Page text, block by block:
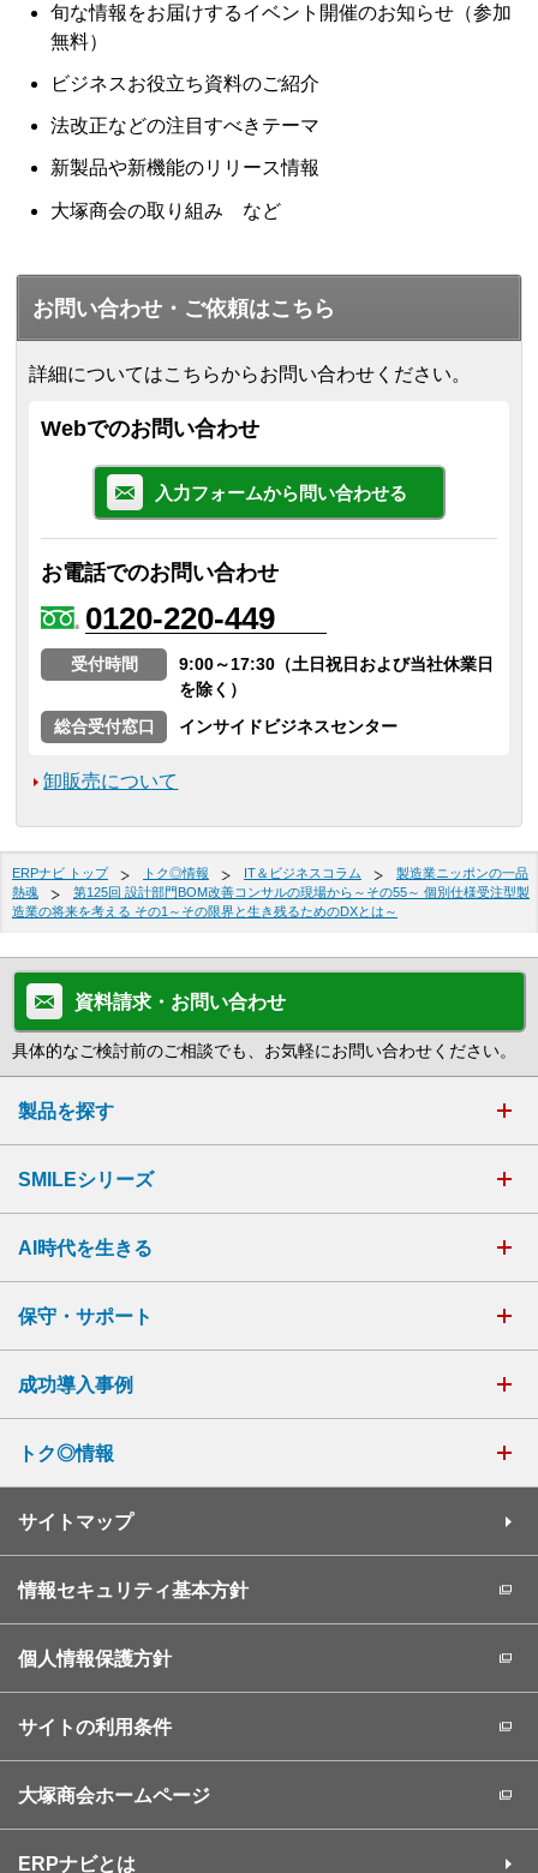
旬な情報をお届けするイベント開催のお知らせ（参加
無料）
ビジネスお役立ち資料のご紹介
法改正などの注目すべきテーマ
新製品や新機能のリリース情報
大塚商会の取り組み など
お問い合わせ・ご依頼はこちら
詳細についてはこちらからお問い合わせください。
Webでのお問い合わせ
入力フォームから問い合わせる
お電話でのお問い合わせ
0120-220-449
受付時間
9:00～17:30（土日祝日および当社休業日
を除く）
総合受付窓口
インサイドビジネスセンター
卸販売について
ERPナビ トップ トク◎情報 IT＆ビジネスコラム
製造業ニッポンの一品
熱魂
第125回 設計部門BOM改善コンサルの現場から～その55～ 個別仕様受注型製
造業の将来を考える その1～その限界と生き残るためのDXとは～
資料請求・お問い合わせ
具体的なご検討前のご相談でも、お気軽にお問い合わせください。
製品を探す
SMILEシリーズ
AI時代を生きる
保守・サポート
成功導入事例
トク◎情報
サイトマップ
情報セキュリティ基本方針
個人情報保護方針
サイトの利用条件
大塚商会ホームページ
ERPナビとは